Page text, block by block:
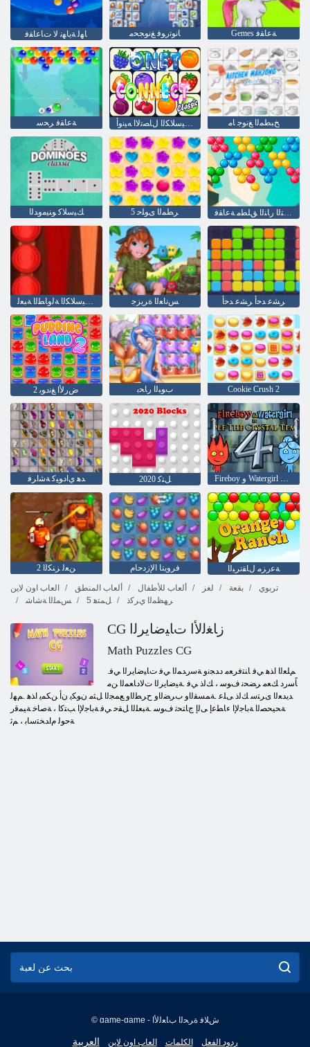
ﺎﻬﻟ ﺔﻳﺎﻬﻧ ﻻ ﺕﺎﻋﺎﻘﻓ ﺎﻧﻮﺗﺭﻮﻓ ﻎﻧﻮﺠﺤﻣ Gemes ﺔﻋﺎﻘﻓ
ﺔﻋﺎﻘﻓ ﺮﺤﺳ ﺔﻴﻜﻴﺳﻼ ﻜﻟﺍ ﻝﺎﺼﺗﻻ ﺍ ﻪﻴﻧﻭﺃ ﺦﺒﻄﻤﻟﺍ ﻎﻧﻮﺟ ﺎﻣ
ﻚﻴﺳﻼ ﻛ ﻮﻨﻴﻣﻭﺪﻟﺍ 5 ﺮﻄﻤﻟﺍ ﻯﻮﻠﺣ ﺎﻬﻟ ﺔﻳﺎﻬﻧ ﻻ ﻲﺘﻟﺍ ﺭﺎﻨﻟﺍ ﻖﻠﻄﻣ ﺔﻋﺎﻘﻓ
ﺲﻧﺎﻌﻟﺍ ﺓﺮﻳﺰﺟ ﺮﺸﻋ ﺪﺣﺃ ﺮﺸﻋ ﺪﺣﺃ
2 ﺽﺭﻷ ﺍ ﻎﻧﺩﻮﺑ ﺏﻮﺒﻟﺍ ﺭﺎﺤﺑ Cookie Crush 2
ﺪﻫ ﻱﺍﺩﻮﻴﻛ ﺔﺷﺍﺮﻓ ﻞﺘﻛ 2020 Fireboy ﻭ Watergirl 4: Crystal Temple
2 ﻦﻌﻟ ﺰﻨﻜﻟﺍ فرويتا الإزدحام
ﺔﻋﺭﺰﻣ ﻝﺎﻘﺗﺮﺒﻟﺍ
العاب اون لاين
ألعاب المنطق ألعاب للأطفال لغز بقعة
تربوي
ﺲﻤﻠﻟﺍ ﺔﺷﺎﺷ
5 ﻞﻤﺘﻫ ﺮﻬﻈﻤﻟﺍ ﻱﺮﻛﺫ
CG ﺯﺎﻐﻟﻷ ﺍ ﺕﺎﻴﺿﺎﻳﺮﻟﺍ
Math Puzzles CG
.ﻢﻠﻌﻟﺍ ﺍﺬﻫ ﻲﻓ ﺎﻨﺘﻓﺮﻌﻣ ﺩﺪﺠﻧﻭ ﺔﺳﺭﺪﻤﻟﺍ ﻲﻓ ﺕﺎﻴﺿﺎﻳﺮﻟﺍ ﻲﻓ
ﺎًﺳﺭﺩ ﻚﻌﻣ ﺮﻀﺤﻧ ﻑﻮﺳ ، ﻚﻟﺫ ﻲﻓ .ﺔﻴﺿﺎﻳﺮﻟﺍ ﺕﻻ ﺩﺎﻌﻤﻟﺍ ﻦﻣ
ﺪﻳﺪﻌﻟﺍ ﻯﺮﺘﺳ ﻚﻟﺫ ﻰﻠﻋ .ﺔﻤﺴﻘﻟﺍﻭ ﺏﺮﻀﻟﺍﻭ ﺡﺮﻄﻟﺍﻭ ﻊﻤﺠﻟﺍ ﻞﺜﻣ ﻥﻮﻜﻳ ﻥﺃ ﻦﻜﻤﻳ ﺍﺬﻫ .ﻢﻬﻟ
ﺔﺤﻴﺤﺼﻟﺍ ﺔﺑﺎﺟﻹ ﺍ ءﺎﻄﻋﺇ ﻰﻟﺇ ﺝﺎﺘﺤﺗ ﻑﻮﺳ .ﺔﺒﻌﻠﻟﺍ ﻞﻘﺣ ﻲﻓ ﺔﺑﺎﺟﻹ ﺍ ﺐﺘﻛﺍ ، ﺔﺻﺎﺧ ﺔﻴﻤﻗﺭ
ﺔﺣﻮﻟ ﻡﺍﺪﺨﺘﺳﺎﺑ ، ﻢﺛ
© game-game - ﺵﻼ ﻓ ﺓﺮﺤﻟﺍ ﺏﺎﻌﻟﻷ ﺍ
العربية
English
العاب اون لاين الكلمات ردود الفعل